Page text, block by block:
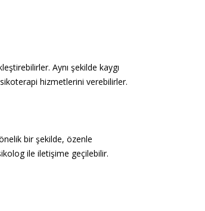
Aynı şekilde kaygı
hizmetlerini verebilirler.
bir şekilde, özenle
ile iletişime geçilebilir.